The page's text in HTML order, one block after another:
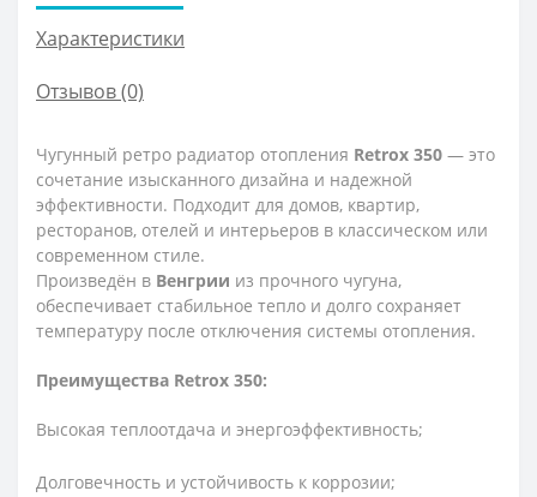
Характеристики
Отзывов (0)
Чугунный ретро радиатор отопления Retrox 350 — это
сочетание изысканного дизайна и надежной
эффективности. Подходит для домов, квартир,
ресторанов, отелей и интерьеров в классическом или
современном стиле.
Произведён в Венгрии из прочного чугуна,
обеспечивает стабильное тепло и долго сохраняет
температуру после отключения системы отопления.
Преимущества Retrox 350:
Высокая теплоотдача и энергоэффективность;
Долговечность и устойчивость к коррозии;